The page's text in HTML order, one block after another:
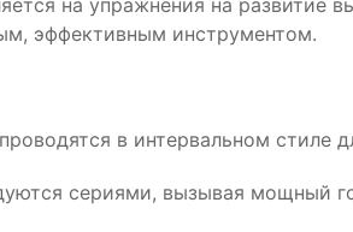
на упражнения на
эффективным инструментом.
в интервальном стиле
сериями, вызывая мощный